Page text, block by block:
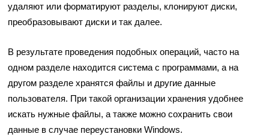
удаляют или форматируют разделы, клонируют диски,
преобразовывают диски и так далее.
В результате проведения подобных операций, часто на
одном разделе находится система с программами, а на
другом разделе хранятся файлы и другие данные
пользователя. При такой организации хранения удобнее
искать нужные файлы, а также можно сохранить свои
данные в случае переустановки Windows.